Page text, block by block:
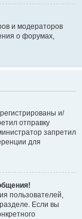
и модераторов
о форумах,
и/
отправку
запретил
для
пользователей,
Если вы